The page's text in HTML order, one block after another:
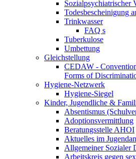
Sozialpsychiatrischer
Todesbescheinigung
Trinkwasser
FAQ s
Tuberkulose
Umbettung
Gleichstellung
CEDAW -
Forms of
Hygiene-Netzwerk
Hygiene-Siegel
Kinder, Jugendliche &
Absentismus
Adoptionsvermittlung
Beratungsstelle AHOI
Aktuelles im
Allgemeiner Sozialer
Arbeitskreis gegen